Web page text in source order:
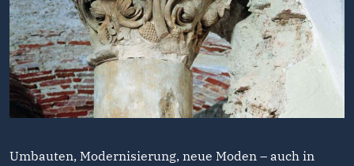
Umbauten, Modernisierung, neue Moden – auch in